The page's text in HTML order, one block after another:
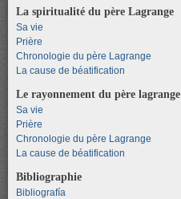
La spiritualité du père Lagrange
Sa vie
Prière
Chronologie du père Lagrange
La cause de béatification
Le rayonnement du père lagrange
Sa vie
Prière
Chronologie du père Lagrange
La cause de béatification
Bibliographie
Bibliografía